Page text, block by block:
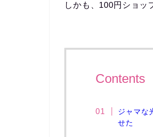
しかも、100円ショッ
Contents
ジャマな
せた